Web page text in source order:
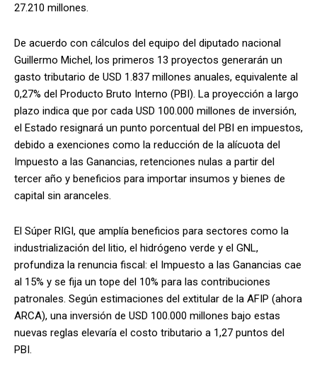
27.210 millones.
De acuerdo con cálculos del equipo del diputado nacional
Guillermo Michel, los primeros 13 proyectos generarán un
gasto tributario de USD 1.837 millones anuales, equivalente al
0,27% del Producto Bruto Interno (PBI). La proyección a largo
plazo indica que por cada USD 100.000 millones de inversión,
el Estado resignará un punto porcentual del PBI en impuestos,
debido a exenciones como la reducción de la alícuota del
Impuesto a las Ganancias, retenciones nulas a partir del
tercer año y beneficios para importar insumos y bienes de
capital sin aranceles.
El Súper RIGI, que amplía beneficios para sectores como la
industrialización del litio, el hidrógeno verde y el GNL,
profundiza la renuncia fiscal: el Impuesto a las Ganancias cae
al 15% y se fija un tope del 10% para las contribuciones
patronales. Según estimaciones del extitular de la AFIP (ahora
ARCA), una inversión de USD 100.000 millones bajo estas
nuevas reglas elevaría el costo tributario a 1,27 puntos del
PBI.